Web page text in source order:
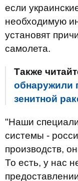
если
необходимую
установят
самолета.
Также
обнаружили
зенитной
"Наши
системы -
производств,
То есть, у нас